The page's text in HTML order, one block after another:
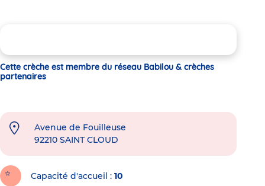
Cette crèche est membre du réseau Babilou & crèches
partenaires
Avenue de Fouilleuse
92210 SAINT CLOUD
Capacité d'accueil 10